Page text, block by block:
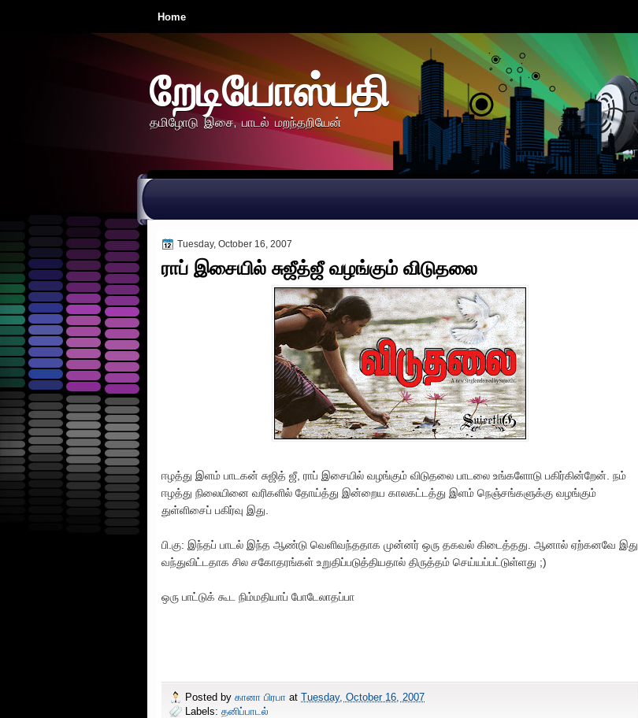
Home
றேடியோஸ்பதி
தமிழோடு இசை, பாடல் மறந்தறியேன்
Tuesday, October 16, 2007
ராப் இசையில் சுஜீத்ஜீ வழங்கும் விடுதலை
ஈழத்து இளம் பாடகன் சுஜித் ஜீ, ராப் இசையில் வழங்கும் விடுதலை பாடலை உங்களோடு பகிர்கின்றேன். நம்
ஈழத்து நிலையினை வரிகளில் தோய்த்து இன்றைய காலகட்டத்து இளம் நெஞ்சங்களுக்கு வழங்கும்
துள்ளிசைப் பகிர்வு இது.
பி.கு: இந்தப் பாடல் இந்த ஆண்டு வெளிவந்ததாக முன்னர் ஒரு தகவல் கிடைத்தது. ஆனால் ஏற்கனவே இது
வந்துவிட்டதாக சில சகோதரங்கள் உறுதிப்படுத்தியதால் திருத்தம் செய்யப்பட்டுள்ளது ;)
ஒரு பாட்டுக் கூட நிம்மதியாப் போடேலாதப்பா
Posted by கானா பிரபா at Tuesday, October 16, 2007
Labels: தனிப்பாடல்